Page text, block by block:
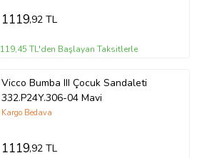
1119,92 TL
119,45 TL'den Başlayan Taksitlerle
Vicco Bumba III Çocuk Sandaleti
332.P24Y.306-04 Mavi
Kargo Bedava
1119,92 TL